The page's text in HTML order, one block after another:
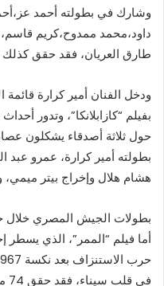
وشارك في بطولته أحمد
داود،محمد ممدوح،كريم
طارق العريان، فقد حقق كذلك إيرادات 103
ودخل الفنان أمير كرارة قائمة
بفيلم “كازابلانكا”، وتدور
حول ثلاثة أصدقاء يشكلون
بطولته أمير كرارة، عمرو عبد
هشام هلال وإخراج بيتر ميمي، وحقق
بطولات الجيش المصري خلال
أما فيلم “الممر”، الذي